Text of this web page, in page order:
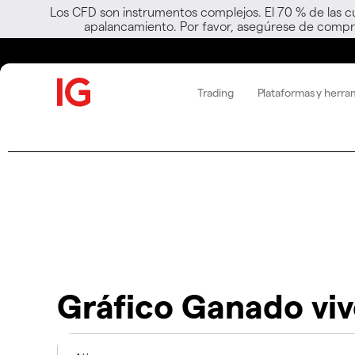
Los CFD son instrumentos complejos. El 70 % de
apalancamiento. Por favor, asegúrese de
Trading Plataformas y
Gráfico Ganado